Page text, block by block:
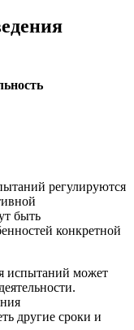
регулируются
быть
конкретной
испытаний может
другие сроки и